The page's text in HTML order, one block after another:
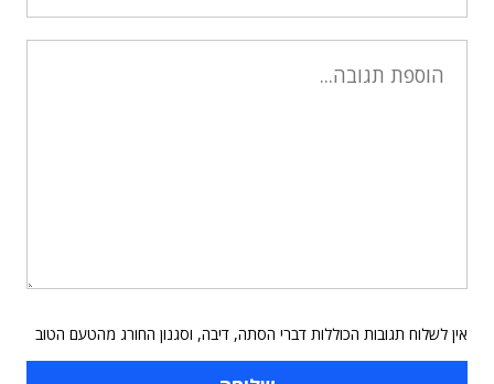
אין לשלוח תגובות הכוללות דברי הסתה, דיבה, וסגנון החורג מהטעם הטוב